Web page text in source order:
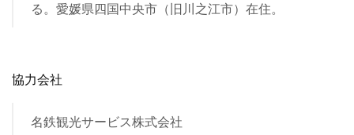
る。愛媛県四国中央市（旧川之江市）在住。
協力会社
名鉄観光サービス株式会社